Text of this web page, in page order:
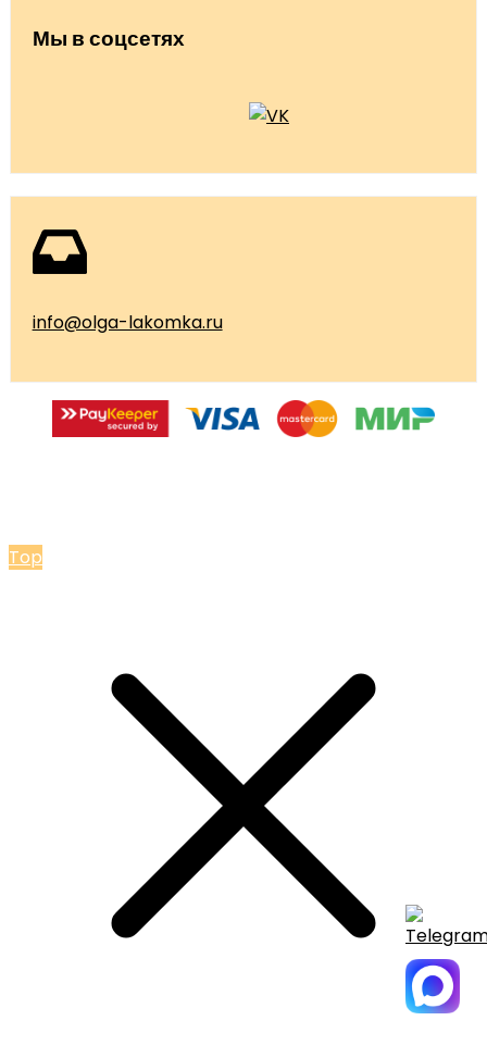
Мы в соцсетях
info@olga-lakomka.ru
Top